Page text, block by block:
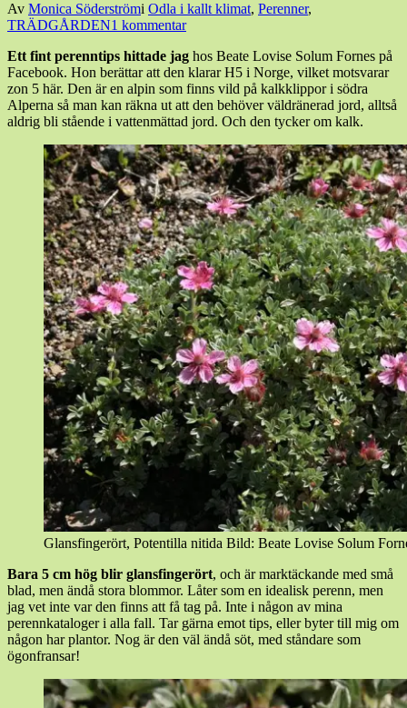
Den
6
20176
mars,
2017
Av Monica Söderströmi Odla i kallt klimat, Perenner,
TRÄDGÅRDEN1 kommentar
Ett fint perenntips hittade jag hos Beate Lovise Solum Fornes på
Facebook. Hon berättar att den klarar H5 i Norge, vilket motsvarar
zon 5 här. Den är en alpin som finns vild på kalkklippor i södra
Alperna så man kan räkna ut att den behöver väldränerad jord, alltså
aldrig bli stående i vattenmättad jord. Och den tycker om kalk.
Glansfingerört, Potentilla nitida Bild: Beate Lovise Solum
Bara 5 cm hög blir glansfingerört, och är marktäckande med små
blad, men ändå stora blommor. Låter som en idealisk perenn, men
jag vet inte var den finns att få tag på. Inte i någon av mina
perennkataloger i alla fall. Tar gärna emot tips, eller byter till mig om
någon har plantor. Nog är den väl ändå söt, med ståndare som
ögonfransar!